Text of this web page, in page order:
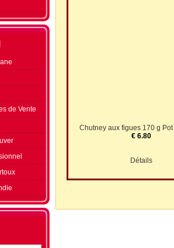
de Vente
Chutney aux figues 170 g
€ 6.80
Détails